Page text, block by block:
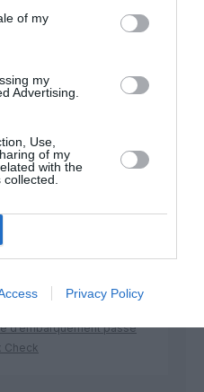
of my
my
Advertising.
Use,
of my
with the
Privacy Policy
SNCF : une offre
et 27 gares françaises
d’embarquement passe
Check